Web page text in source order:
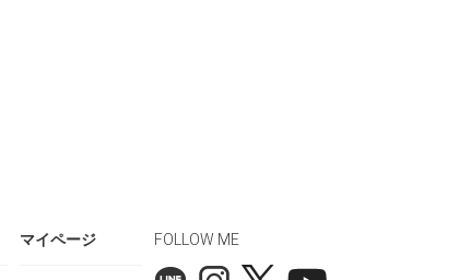
マイページ FOLLOW ME